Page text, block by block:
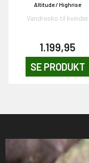
Altitude / Highrise
Vandresko til kvinder
1.199,95
SE PRODUKT